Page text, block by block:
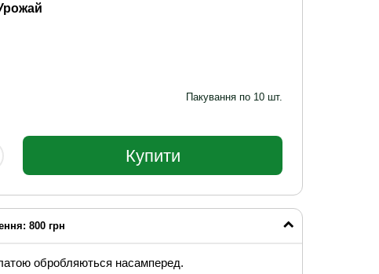
Пакування по 10 шт.
Купити
800 грн
обробляються насамперед.